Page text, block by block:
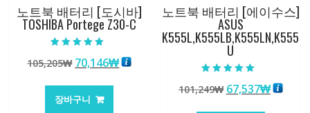
노트북 배터리 [도시바]
TOSHIBA Portege Z30-C
5.00
로 평가됨
105,205₩ 원
가
격:
70,146₩현
장바구니
노트북 배터리 [에이수스]
ASUS
K555L,K555LB,K555LN,K555
U
5.00
로 평가됨
101,249₩ 원
67,537₩현